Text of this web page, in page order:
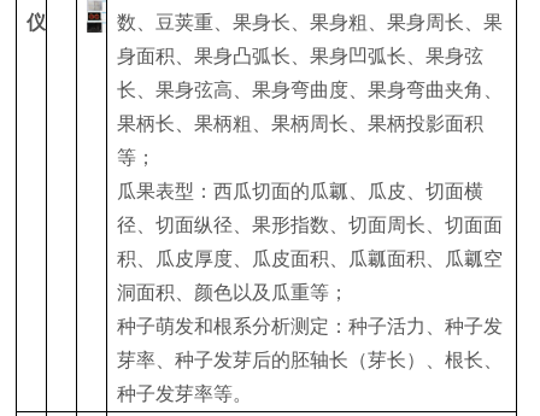
仪
数、豆荚重、果身长、果身粗、果身周长、果
身面积、果身凸弧长、果身凹弧长、果身弦
长、果身弦高、果身弯曲度、果身弯曲夹角、
果柄长、果柄粗、果柄周长、果柄投影面积
等；
瓜果表型：西瓜切面的瓜瓤、瓜皮、切面横
径、切面纵径、果形指数、切面周长、切面面
积、瓜皮厚度、瓜皮面积、瓜瓤面积、瓜瓤空
洞面积、颜色以及瓜重等；
种子萌发和根系分析测定：种子活力、种子发
芽率、种子发芽后的胚轴长（芽长）、根长、
种子发芽率等。